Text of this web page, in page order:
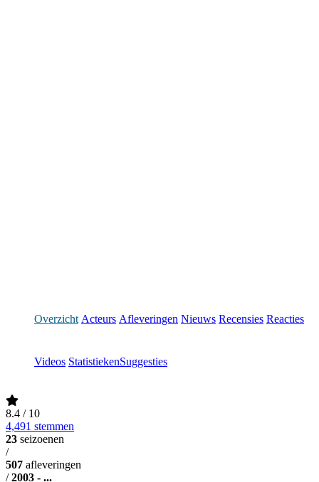
Overzicht Acteurs Afleveringen Nieuws Recensies Reacties
Videos StatistiekenSuggesties
8.4 / 10
4,491 stemmen
23 seizoenen
/
507 afleveringen
/ 2003 - ...